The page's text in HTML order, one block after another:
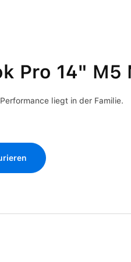
Pro 14" M5
liegt in der Familie.